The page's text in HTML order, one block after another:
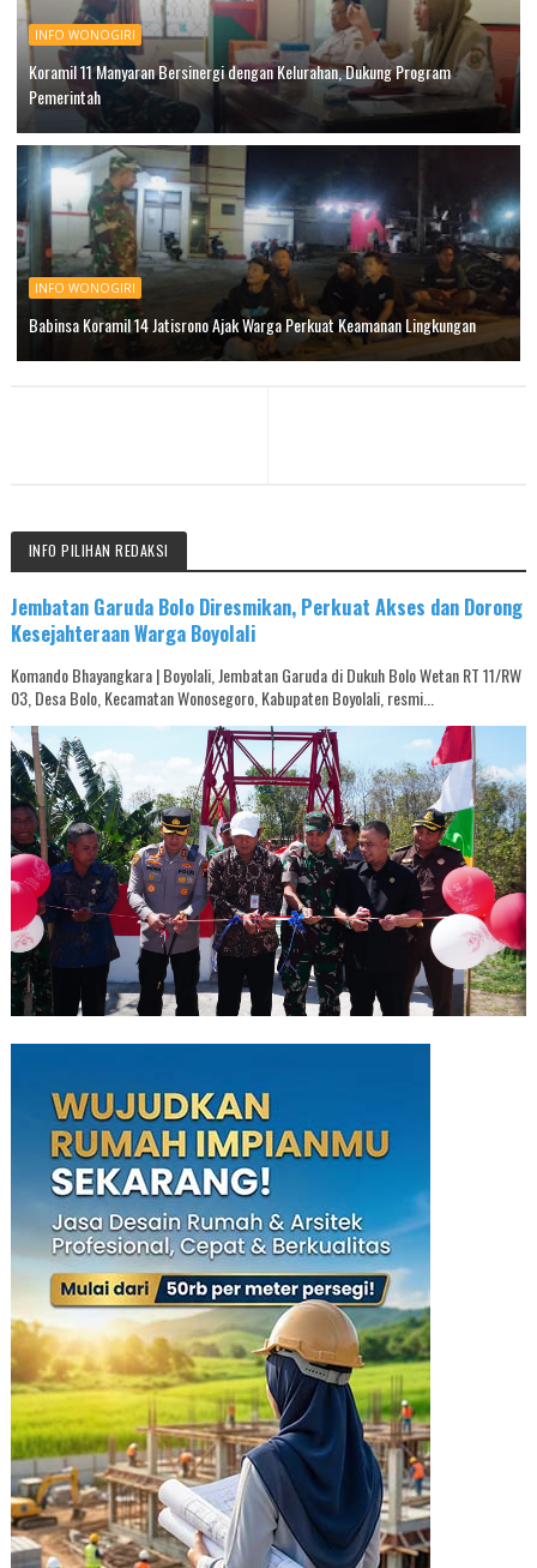
INFO WONOGIRI
Koramil 11 Manyaran Bersinergi dengan Kelurahan, Dukung Program
Pemerintah
INFO WONOGIRI
Babinsa Koramil 14 Jatisrono Ajak Warga Perkuat Keamanan Lingkungan
INFO PILIHAN REDAKSI
Jembatan Garuda Bolo Diresmikan, Perkuat Akses dan Dorong
Kesejahteraan Warga Boyolali
Komando Bhayangkara | Boyolali, Jembatan Garuda di Dukuh Bolo Wetan RT 11/RW
03, Desa Bolo, Kecamatan Wonosegoro, Kabupaten Boyolali, resmi...